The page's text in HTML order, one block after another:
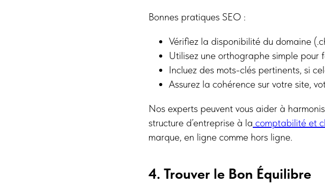
Bonnes pratiques SEO :
Vérifiez la disponibilité du domaine
Utilisez une orthographe simple pour
Incluez des mots-clés pertinents, si
Assurez la cohérence sur votre site,
Nos experts peuvent vous aider à
structure d’entreprise à la comptabilité et
marque, en ligne comme hors ligne.
4. Trouver le Bon Équilibre